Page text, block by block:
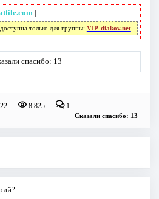
|
только для группы: VIP-diakov.net
спасибо: 13
8 825 1
Сказали спасибо: 13